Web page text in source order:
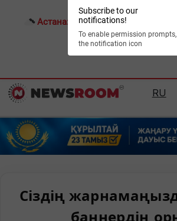
Subscribe to our
notifications!
To enable permission
the notification icon
Астана: 18°C Алматы:
RU
Сіздің
баннердің